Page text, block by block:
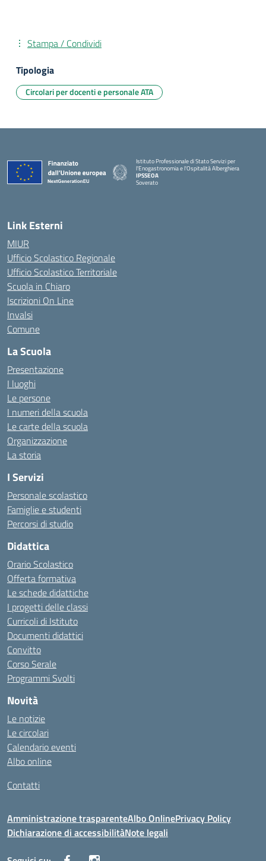
Stampa / Condividi
Tipologia
Circolari per docenti e personale ATA
Istituto Professionale di Stato Servizi per
l'Enogastronomia e l'Ospitalità Alberghiera
IPSSEOA
Soverato
Link Esterni
MIUR
Ufficio Scolastico Regionale
Ufficio Scolastico Territoriale
Scuola in Chiaro
Iscrizioni On Line
Invalsi
Comune
La Scuola
Presentazione
I luoghi
Le persone
I numeri della scuola
Le carte della scuola
Organizzazione
La storia
I Servizi
Personale scolastico
Famiglie e studenti
Percorsi di studio
Didattica
Orario Scolastico
Offerta formativa
Le schede didattiche
I progetti delle classi
Curricoli di Istituto
Documenti didattici
Convitto
Corso Serale
Programmi Svolti
Novità
Le notizie
Le circolari
Calendario eventi
Albo online
Contatti
Amministrazione trasparenteAlbo OnlinePrivacy Policy
Dichiarazione di accessibilitàNote legali